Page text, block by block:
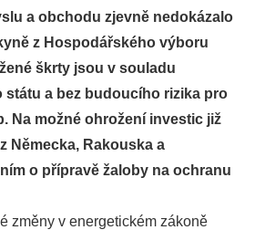
a obchodu zjevně nedokázalo
z Hospodářského výboru
škrty jsou v souladu
a bez budoucího rizika pro
Na možné ohrožení investic již
Německa, Rakouska a
o přípravě žaloby na ochranu
změny v energetickém zákoně